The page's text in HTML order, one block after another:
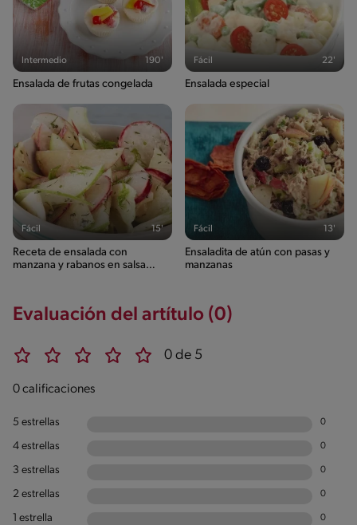
Intermedio 190'
Ensalada de frutas congelada
Fácil 22'
Ensalada especial
Fácil 15'
Receta de ensalada con
manzana y rabanos en salsa
Fácil 13'
Ensaladita de atún con pasas y
manzanas
Evaluación del artítulo (0)
0 de 5
0 calificaciones
5 estrellas 0
4 estrellas 0
3 estrellas 0
2 estrellas 0
1 estrella 0